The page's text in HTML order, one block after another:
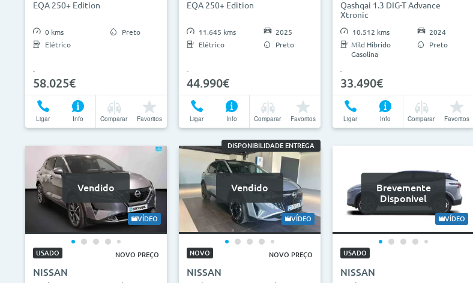
EQA 250+ Edition
0 kms
Elétrico
Preto
58.025€
Ligar Info Comparar Favoritos
EQA 250+ Edition
11.645 kms
Elétrico
2025
Preto
44.990€
Ligar Info Comparar Favoritos
Qashqai 1.3 DIG-T Advance
Xtronic
10.512 kms
Mild Hibrido
Gasolina
2024
Preto
33.490€
Ligar Info Comparar Favoritos
Vendido
VÍDEO
USADO NOVO PREÇO
NISSAN
DISPONIBILIDADE ENTREGA
Vendido
VÍDEO
NOVO NOVO PREÇO
NISSAN
Brevemente
Disponivel
VÍDEO
USADO
NISSAN